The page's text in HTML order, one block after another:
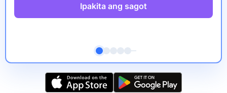
Ipakita ang sagot